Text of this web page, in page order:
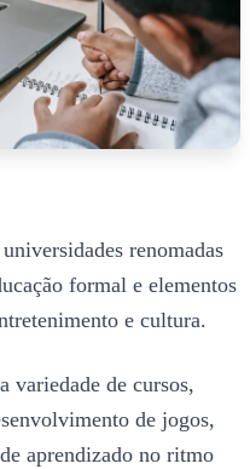
renomadas
formal e elementos
e cultura.
variedade de cursos,
de jogos,
aprendizado no ritmo